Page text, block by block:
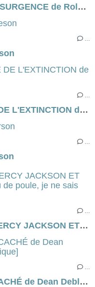
INDEPENDENCE DAY 2 : RESURGENCE de Roland Emmerich [résumé] & [critique]
…
…
TRANSFORMERS 4, L'ÂGE DE L'EXTINCTION de Michael Bay [critique]
…
Ce soir sur France 4 il y a PERCY JACKSON ET LE VOLEUR DE FOUDRE (ou de poule, je ne sais plus)...
…
DRAGONS 3 : LE MONDE CACHÉ de Dean Deblois (via Dreamworks) [critique]